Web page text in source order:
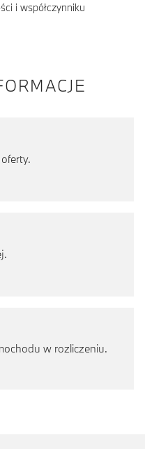
i współczynniku
w rozliczeniu.